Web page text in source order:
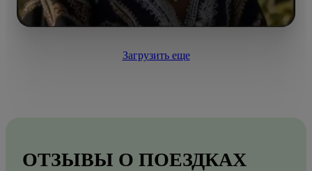
Загрузить еще
ОТЗЫВЫ О ПОЕЗДКАХ